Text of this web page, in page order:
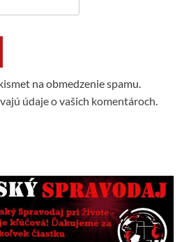
na obmedzenie spamu.
údaje o vašich komentároch.